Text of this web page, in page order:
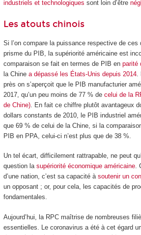
industriels et technologiques sont loin d’être
Les atouts chinois
Si l’on compare la puissance respective de
prisme du PIB, la supériorité américaine est
comparaison se fait en termes de PIB en parité
la Chine a dépassé les États-Unis depuis 2014.
près on s’aperçoit que le PIB manufacturier
2017, qu’un peu moins de 77 % de celui de la
de Chine). En fait ce chiffre plutôt avantageux
dollars constants de 2010, le PIB industriel
que 69 % de celui de la Chine, si la
PIB en PPA, celui-ci n’est plus que de 38 %.
Un tel écart, difficilement rattrapable, ne peut
question la supériorité économique américaine.
d’une nation, c’est sa capacité à soutenir un
un opposant ; or, pour cela, les capacités de
fondamentales.
Aujourd’hui, la RPC maîtrise de nombreuses
essentielles. Le coronavirus a été à cet égard